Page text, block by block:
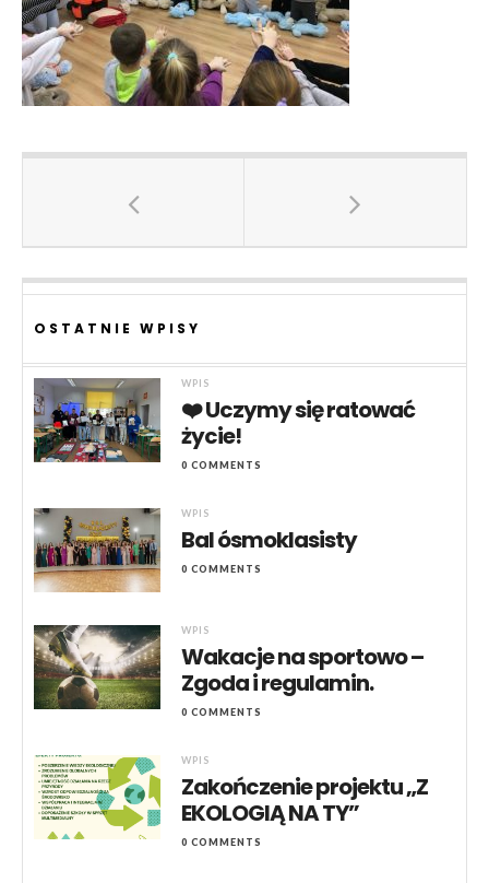
OSTATNIE WPISY
WPIS
❤️ Uczymy się ratować
życie!
0 COMMENTS
WPIS
Bal ósmoklasisty
0 COMMENTS
WPIS
Wakacje na sportowo –
Zgoda i regulamin.
0 COMMENTS
WPIS
Zakończenie projektu „Z
EKOLOGIĄ NA TY”
0 COMMENTS